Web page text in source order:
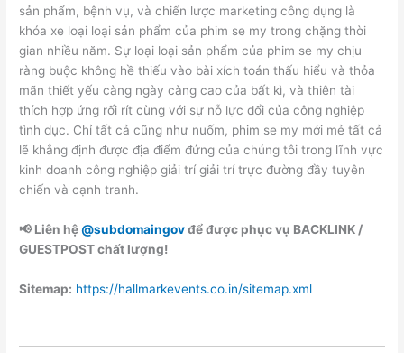
sản phẩm, bệnh vụ, và chiến lược marketing công dụng là
khóa xe loại loại sản phẩm của phim se my trong chặng thời
gian nhiều năm. Sự loại loại sản phẩm của phim se my chịu
ràng buộc không hề thiếu vào bài xích toán thấu hiểu và thỏa
mãn thiết yếu càng ngày càng cao của bất kì, và thiên tài
thích hợp ứng rối rít cùng với sự nỗ lực đổi của công nghiệp
tình dục. Chỉ tất cả cũng như nuốm, phim se my mới mẻ tất cả
lẽ khẳng định được địa điểm đứng của chúng tôi trong lĩnh vực
kinh doanh công nghiệp giải trí giải trí trực đường đầy tuyên
chiến và cạnh tranh.
📢 Liên hệ@subdomaingovđể được phục vụ BACKLINK /
GUESTPOST chất lượng!
Sitemap: https://hallmarkevents.co.in/sitemap.xml